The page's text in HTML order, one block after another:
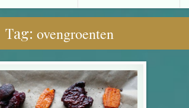
Tag: ovengroenten